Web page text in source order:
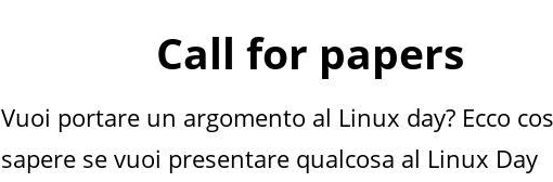
Call for papers
Vuoi portare un argomento al Linux day? Ecco
sapere se vuoi presentare qualcosa al Linux Day